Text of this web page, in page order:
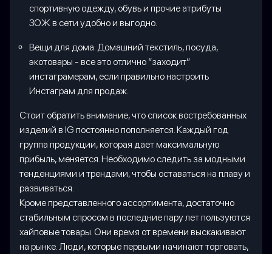
спортивную одежду, обувь и прочие атрибуты
ЗОЖ в сети удобно и выгодно.
Вещи для дома. Домашний текстиль, посуда,
экотовары - все это отлично “заходит”
инстаграмерам, если правильно настроить
Инстаграм для продаж.
Стоит обратить внимание, что список востребованных
изделий в IG постоянно пополняется. Каждый год
группа продукции, которая дает максимальную
прибыль, меняется. Необходимо следить за модными
тенденциями и трендами, чтобы оставаться на плаву и
развиваться.
Кроме представленного ассортимента, достаточно
стабильным спросом в последние пару лет пользуются
хайповые товары. Они время от времени выскакивают
на рынке. Люди, которые первыми начинают торговать,